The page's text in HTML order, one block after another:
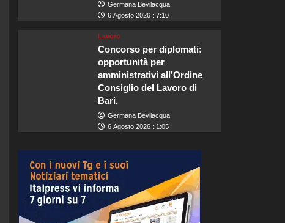
Germana Bevilacqua
6 Agosto 2026 : 7:10
Lavoro
Concorso per diplomati:
opportunità per
amministrativi all’Ordine
Consiglio del Lavoro di
Bari.
Germana Bevilacqua
6 Agosto 2026 : 1:05